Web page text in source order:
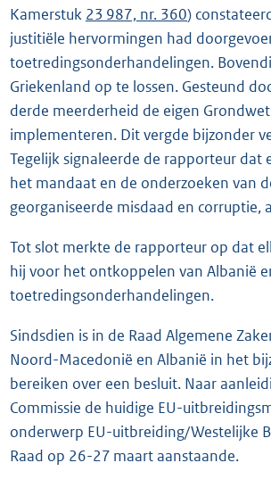
Kamerstuk 23 987, nr. 360)
justitiële hervormingen had
toetredingsonderhandelingen.
Griekenland op te lossen. Gesteund
derde meerderheid de eigen
implementeren. Dit vergde bijzonder
Tegelijk signaleerde de rapporteur
het mandaat en de onderzoeken van
georganiseerde misdaad en
Tot slot merkte de rapporteur op dat
hij voor het ontkoppelen van Albanië
toetredingsonderhandelingen.
Sindsdien is in de Raad Algemene
Noord-Macedonië en Albanië in het
bereiken over een besluit. Naar
Commissie de huidige EU-
onderwerp EU-uitbreiding/Westelijke
Raad op 26-27 maart aanstaande.